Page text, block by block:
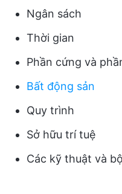
Ngân sách
Thời gian
Phần cứng và
Bất động sản
Quy trình
Sở hữu trí tuệ
Các kỹ thuật và